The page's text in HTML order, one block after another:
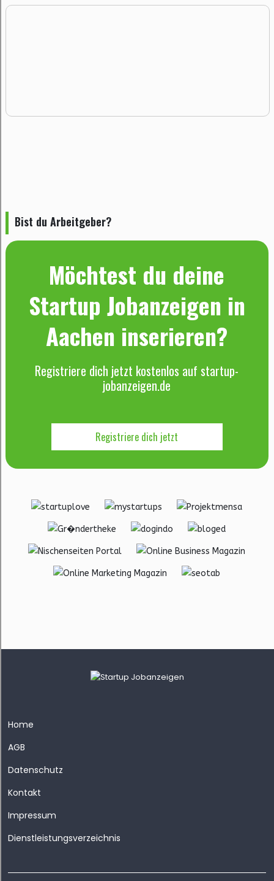
Bist du Arbeitgeber?
Möchtest du deine
Startup Jobanzeigen in
Aachen inserieren?
Registriere dich jetzt kostenlos auf startup-
jobanzeigen.de
Registriere dich jetzt
Home
AGB
Datenschutz
Kontakt
Impressum
Dienstleistungsverzeichnis